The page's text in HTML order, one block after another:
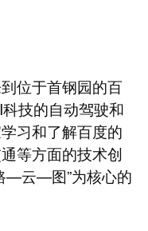
位于首钢园的百
技的自动驾驶和
习和了解百度的
等方面的技术创
—云—图”为核心的